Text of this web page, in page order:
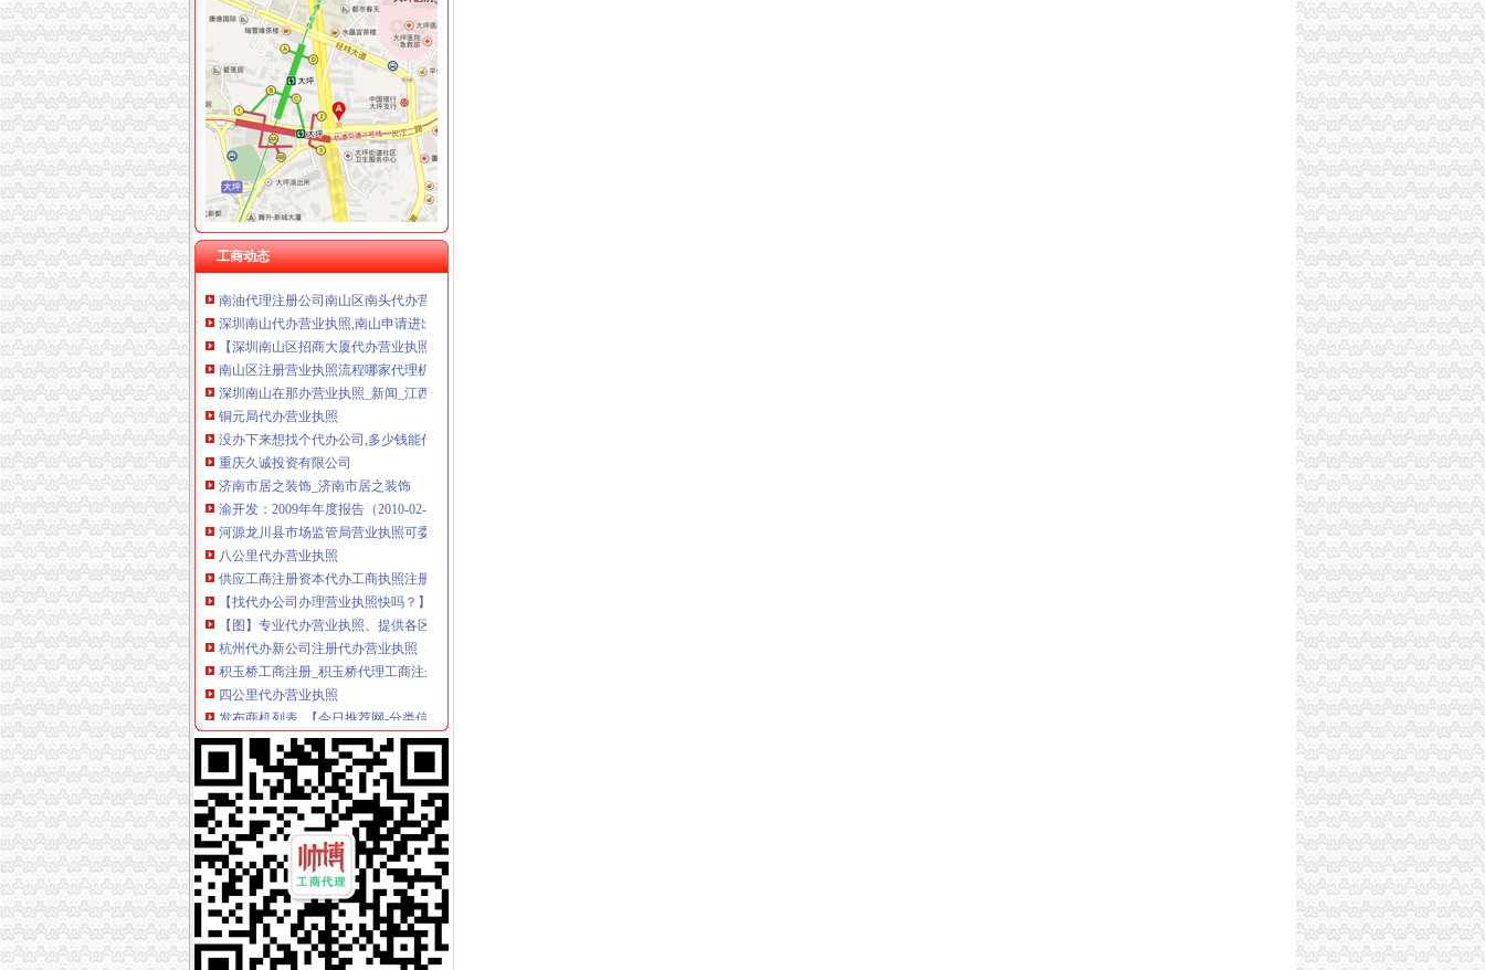
工商动态
福利社
福利社的微博_腾讯微博
福利社
福利社_圈子_杭州19楼
福利社-苹果笔记本,iPhone,iPad,苹果正品购买,在这里有便宜的苹
品宝贝福利社|品宅男福利社天天更新！每日有福利,来找福利
南山代办营业执照
深圳南山代办营业执照,南山申请进出口经营_志趣网
【深圳南山区招商大厦代办营业执照】价格,厂家,图片,公司注册、
南山区注册营业执照流程哪家代理机构靠谱？-商务-十堰网
深圳南山在那办营业执照_新闻_江西信息资讯网
铜元局代办营业执照
没办下来想找个代办公司,多少钱能代办公司营业执照呢_搜问问
重庆久诚投资有限公司
济南市居之装饰_济南市居之装饰
渝开发：2009年年度报告（2010-02-06）_渝开发（000514）个股公
河源龙川县市场监管局营业执照可委托邮政代办_河源新闻_南方网
八公里代办营业执照
供应工商注册资本代办工商执照注册代办工商营业执照注册
【找代办公司办理营业执照快吗？】-北京易登网
【图】专业代办营业执照、提供各区正规真实注册地址、增资服务、企
杭州代办新公司注册代办营业执照（八大区）增资-久久信息网
积玉桥工商注册_积玉桥代理工商注册_积玉桥代办营业执照-qd8.com.cn
四公里代办营业执照
发布商机列表_【今日推荐网-分类信息】
三峡大坝景区商铺招租公告_荆楚网
江门碧桂园西江府一手楼盘驻场（包住）_广东中原地产代理有限公
上海宝山公司注册-食品流程许可证办理优惠
港联国际供应深圳公司执照转让、变更一站式办理-深圳58同城
上新街代办营业执照
重庆营业执照代办_重庆工商代办_重庆工商注册_松立工商_页
顺德各镇代办营业执照注册公司【今日推荐网-佛山工商/税务/财务】
顺德营业执照代办
长春工商注册代理_代办营业执照|长春代办公司
代办个体营业执照_志趣网
南岸周边代办营业执照